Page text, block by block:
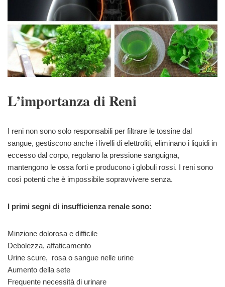
L’importanza di Reni
I reni non sono solo responsabili per filtrare le tossine dal
sangue, gestiscono anche i livelli di elettroliti, eliminano i liquidi in
eccesso dal corpo, regolano la pressione sanguigna,
mantengono le ossa forti e producono i globuli rossi. I reni sono
così potenti che è impossibile sopravvivere senza.
I primi segni di insufficienza renale sono:
Minzione dolorosa e difficile
Debolezza, affaticamento
Urine scure, rosa o sangue nelle urine
Aumento della sete
Frequente necessità di urinare